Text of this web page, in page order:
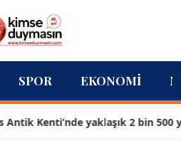
SPOR EKONOMI
Kenti’nde yaklaşık 2 bin 500 yıllık